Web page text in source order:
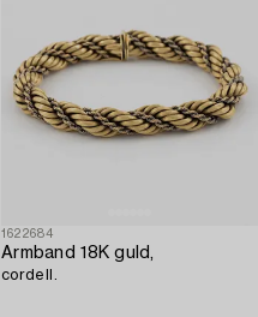
1622684
Armband 18K guld,
cordell.